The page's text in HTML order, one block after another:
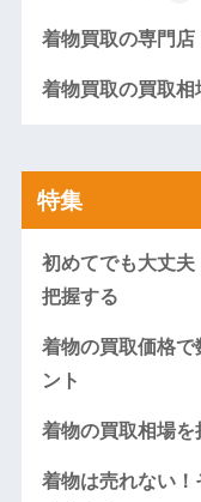
着物買取の専門店
着物買取の買取相
特集
初めてでも大丈
把握する
着物の買取価格で
ント
着物の買取相場を
着物は売れない！